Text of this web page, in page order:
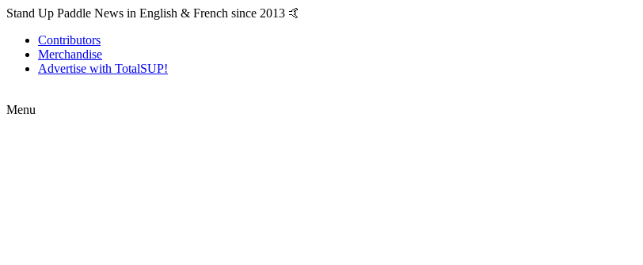
Stand Up Paddle News in English & French since 2013 🤙
Contributors
Merchandise
Advertise with TotalSUP!
Menu